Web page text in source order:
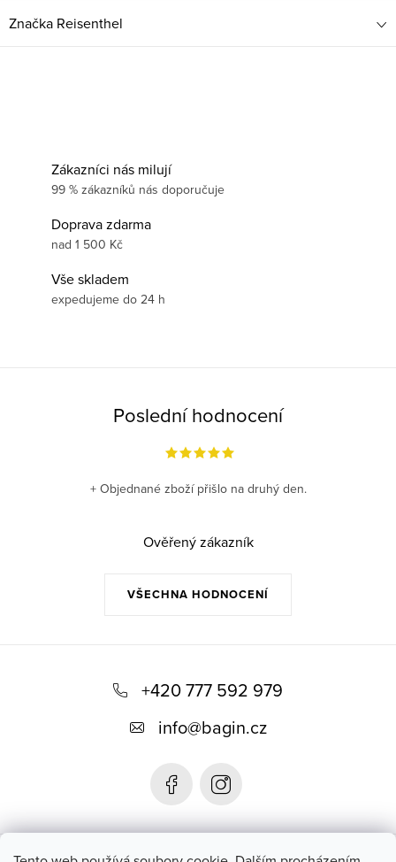
Značka Reisenthel
Zákazníci nás milují
99 % zákazníků nás doporučuje
Doprava zdarma
nad 1 500 Kč
Vše skladem
expedujeme do 24 h
Poslední hodnocení
VŠECHNA HODNOCENÍ
+ Objednané zboží přišlo na druhý den.
Ověřený zákazník
+420 777 592 979
info@bagin.cz
Bagin.cz